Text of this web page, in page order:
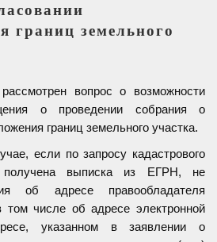
границ земельного
вопрос о возможности
о проведении собрания о
границ земельного участка.
если по запросу кадастрового
выписка из ЕГРН, не
об адресе правообладателя
том числе об адресе электронной
указанном в заявлении о